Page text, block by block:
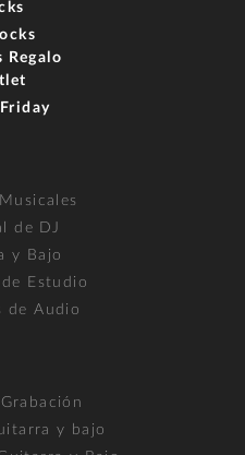
Regalo
de DJ
y Bajo
Estudio
de Audio
y bajo